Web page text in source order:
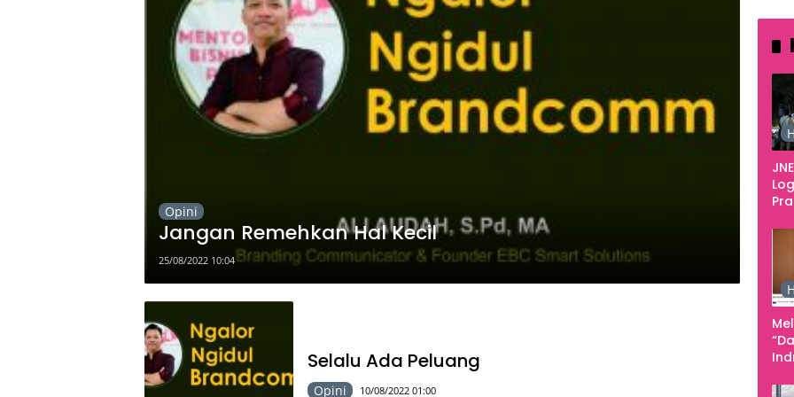
Opini
Jangan Remehkan Hal Kecil
25/08/2022 10:04
Selalu Ada Peluang
Opini 10/08/2022 01:00